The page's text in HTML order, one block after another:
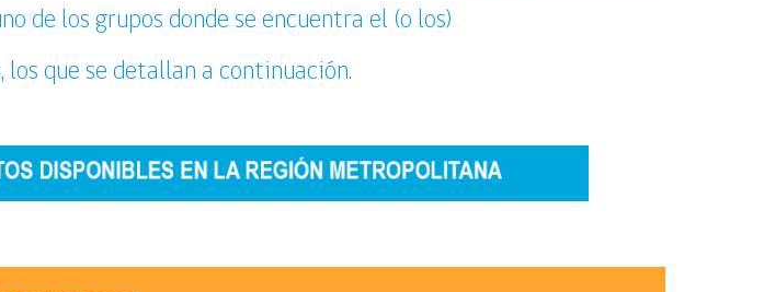
de los grupos donde se encuentra el (o los)
que se detallan a continuación.